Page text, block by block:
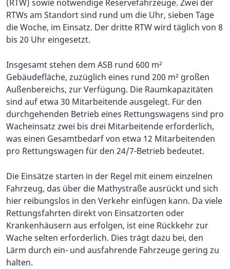
(RTW) sowie notwendige Reservefahrzeuge. Zwei der
RTWs am Standort sind rund um die Uhr, sieben Tage
die Woche, im Einsatz. Der dritte RTW wird täglich von 8
bis 20 Uhr eingesetzt.
Insgesamt stehen dem ASB rund 600 m²
Gebäudefläche, zuzüglich eines rund 200 m² großen
Außenbereichs, zur Verfügung. Die Raumkapazitäten
sind auf etwa 30 Mitarbeitende ausgelegt. Für den
durchgehenden Betrieb eines Rettungswagens sind pro
Wacheinsatz zwei bis drei Mitarbeitende erforderlich,
was einen Gesamtbedarf von etwa 12 Mitarbeitenden
pro Rettungswagen für den 24/7-Betrieb bedeutet.
Die Einsätze starten in der Regel mit einem einzelnen
Fahrzeug, das über die Mathystraße ausrückt und sich
hier reibungslos in den Verkehr einfügen kann. Da viele
Rettungsfahrten direkt von Einsatzorten oder
Krankenhäusern aus erfolgen, ist eine Rückkehr zur
Wache selten erforderlich. Dies trägt dazu bei, den
Lärm durch ein- und ausfahrende Fahrzeuge gering zu
halten.